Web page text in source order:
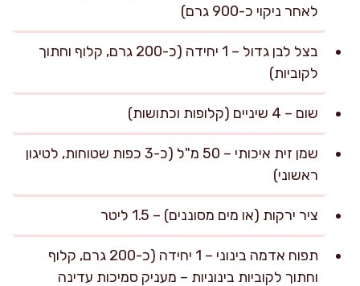
לאחר ניקוי כ-900 גרם)
בצל לבן גדול – 1 יחידה (כ-200 גרם, קלוף וחתוך
לקוביות)
שום – 4 שיניים (קלופות וכתושות)
שמן זית איכותי – 50 מ"ל (כ-3 כפות שטוחות, לטיגון
ראשוני)
ציר ירקות (או מים מסוננים) – 1.5 ליטר
תפוח אדמה בינוני – 1 יחידה (כ-200 גרם, קלוף
וחתוך לקוביות בינוניות – מעניק סמיכות עדינה